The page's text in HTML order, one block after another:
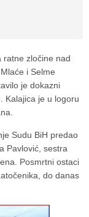
ratne zločine nad
i Selme
je dokazni
Kalajica je u logoru
Sudu BiH predao
Pavlović, sestra
Posmrtni ostaci
do danas